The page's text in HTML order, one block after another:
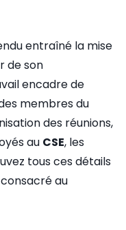
entraîné la mise
de son
encadre de
membres du
des réunions,
au CSE, les
tous ces détails
au